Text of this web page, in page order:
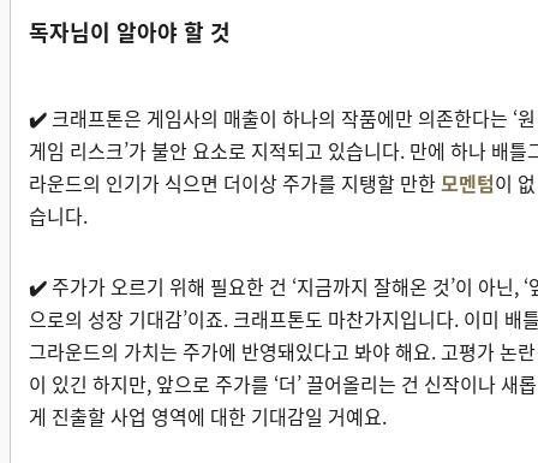
독자님이 알아야 할 것
✔️ 크래프톤은 게임사의 매출이 하나의 작품에만 의존한다는 ‘원
게임 리스크’가 불안 요소로 지적되고 있습니다. 만에 하나 배틀
라운드의 인기가 식으면 더이상 주가를 지탱할 만한모멘텀이 없
습니다.
✔️주가가 오르기 위해 필요한 건 ‘지금까지 잘해온 것’이 아닌, ‘
으로의 성장 기대감’이죠. 크래프톤도 마찬가지입니다. 이미 배
그라운드의 가치는 주가에 반영돼있다고 봐야 해요. 고평가 논란
이 있긴 하지만, 앞으로 주가를 ‘더’ 끌어올리는 건 신작이나 새롭
게 진출할 사업 영역에 대한 기대감일 거예요.